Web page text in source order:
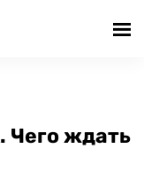
Чего ждать